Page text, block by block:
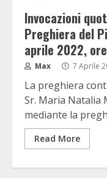
Invocazioni
Preghiera del
aprile 2022,
Max 7 Aprile
La preghiera
Sr. Maria Natalia
mediante la
Read More